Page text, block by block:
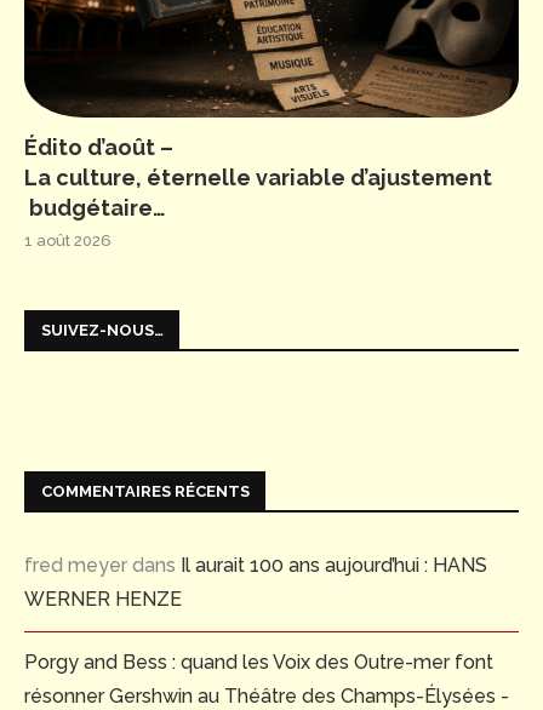
Édito d’août –
La culture, éternelle variable d’ajustement
budgétaire…
1 août 2026
SUIVEZ-NOUS…
COMMENTAIRES RÉCENTS
fred meyer dans Il aurait 100 ans aujourd’hui : HANS
WERNER HENZE
Porgy and Bess : quand les Voix des Outre-mer font
résonner Gershwin au Théâtre des Champs-Élysées -